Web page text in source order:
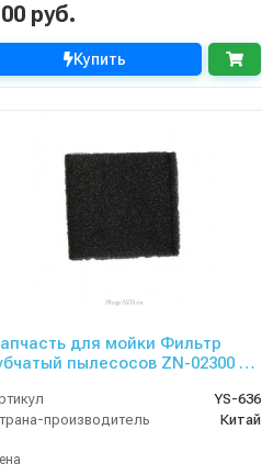
руб.
Купить
для мойки Фильтр
пылесосов ZN-02300 и
YS-636
производитель
Китай